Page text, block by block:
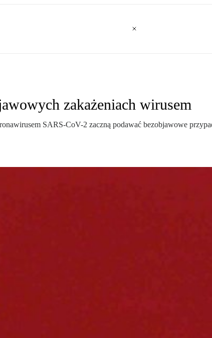
zakażeniach wirusem
SARS-CoV-2 zaczną podawać bezobjawowe